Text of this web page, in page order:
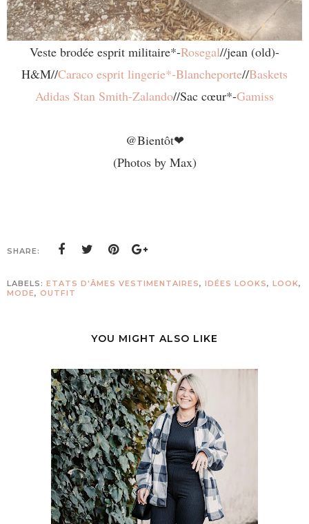
Veste brodée esprit militaire*-Rosegal//jean (old)-
H&M//Caraco esprit lingerie*-Blancheporte//Baskets
Adidas Stan Smith-Zalando//Sac cœur*-Gamiss
@Bientôt❤
(Photos by Max)
SHARE:
LABELS: ETATS D'ÂMES VESTIMENTAIRES, IDÉES LOOKS, LOOK,
MODE, OUTFIT
YOU MIGHT ALSO LIKE